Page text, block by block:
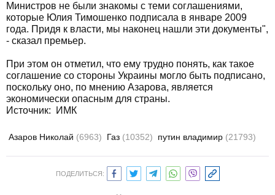
Министров не были знакомы с теми соглашениями,
которые Юлия Тимошенко подписала в январе 2009
года. Придя к власти, мы наконец нашли эти документы",
- сказал премьер.
При этом он отметил, что ему трудно понять, как такое
соглашение со стороны Украины могло быть подписано,
поскольку оно, по мнению Азарова, является
экономически опасным для страны.
Источник: ИМК
Азаров Николай (6963) Газ (10352) путин владимир (21793)
ПОДЕЛИТЬСЯ: